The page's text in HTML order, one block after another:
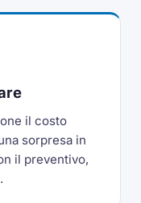
il costo
sorpresa in
il preventivo,